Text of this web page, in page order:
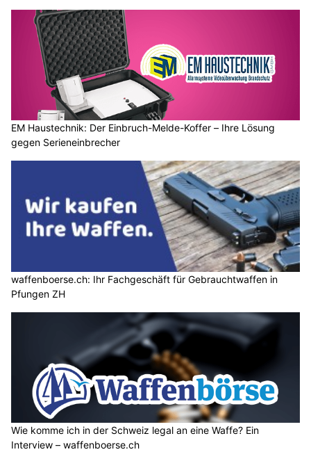
EM Haustechnik: Der Einbruch-Melde-Koffer – Ihre Lösung
gegen Serieneinbrecher
waffenboerse.ch: Ihr Fachgeschäft für Gebrauchtwaffen in
Pfungen ZH
Wie komme ich in der Schweiz legal an eine Waffe? Ein
Interview – waffenboerse.ch